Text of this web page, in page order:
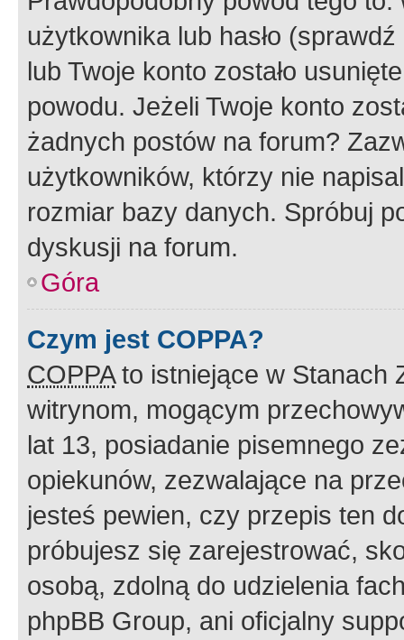
użytkownika lub hasło
lub Twoje konto zostało
powodu. Jeżeli Twoje konto
żadnych postów na forum?
użytkowników, którzy nie
rozmiar bazy danych. Spróbuj
dyskusji na forum.
Góra
Czym jest COPPA?
COPPAto istniejące w Stanach
witrynom, mogącym
lat 13, posiadanie pisemnego
opiekunów, zezwalające na
jesteś pewien, czy przepis ten
próbujesz się zarejestrować,
osobą, zdolną do udzielenia
phpBB Group, ani oficjalny